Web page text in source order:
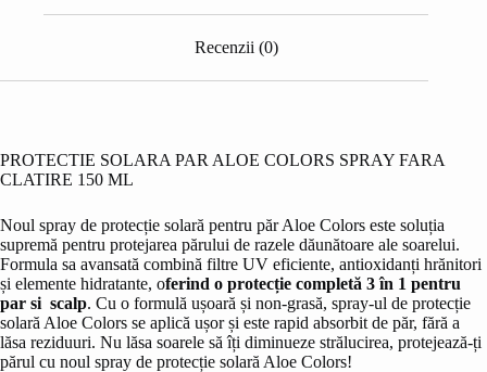
Recenzii (0)
PROTECTIE SOLARA PAR ALOE COLORS SPRAY FARA
CLATIRE 150 ML
Noul spray de protecție solară pentru păr Aloe Colors este soluția
supremă pentru protejarea părului de razele dăunătoare ale soarelui.
Formula sa avansată combină filtre UV eficiente, antioxidanți hrănitori
și elemente hidratante, oferind o protecție completă 3 în 1 pentru
par si scalp. Cu o formulă ușoară și non-grasă, spray-ul de protecție
solară Aloe Colors se aplică ușor și este rapid absorbit de păr, fără a
lăsa reziduuri. Nu lăsa soarele să îți diminueze strălucirea, protejează-ți
părul cu noul spray de protecție solară Aloe Colors!